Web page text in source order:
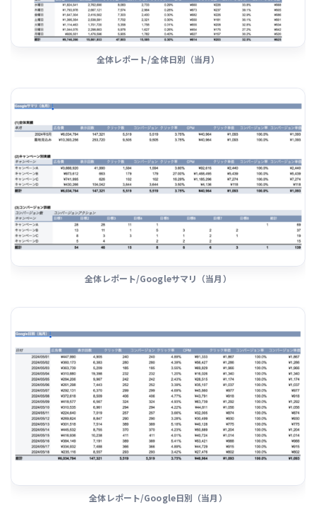
全体レポート/全体日別（当月）
全体レポート/Googleサマリ（当月）
全体レポート/Google日別（当月）